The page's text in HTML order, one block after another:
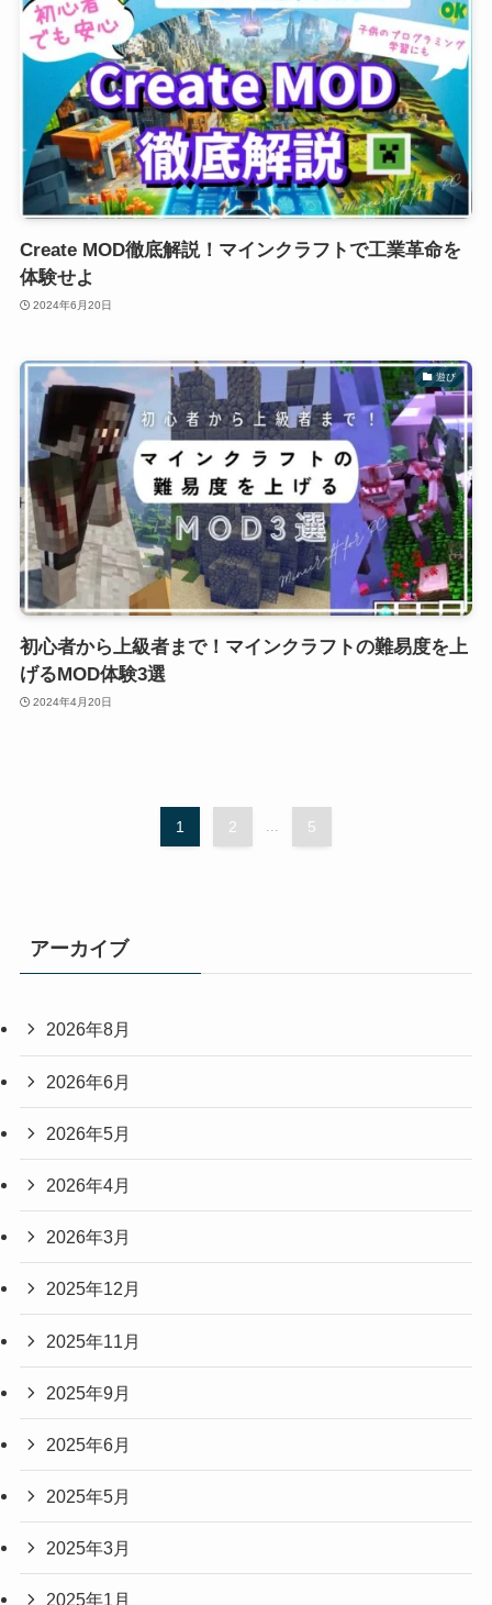
Create MOD徹底解説！マインクラフトで工業革命を
体験せよ
2024年6月20日
遊び
初心者から上級者まで！マインクラフトの難易度を上
げるMOD体験3選
2024年4月20日
1 2 ... 5
アーカイブ
2026年8月
2026年6月
2026年5月
2026年4月
2026年3月
2025年12月
2025年11月
2025年9月
2025年6月
2025年5月
2025年3月
2025年1月